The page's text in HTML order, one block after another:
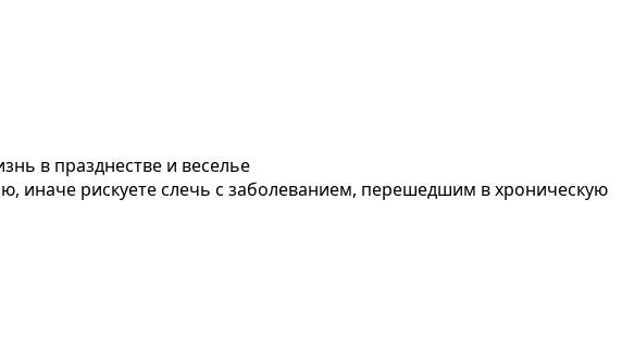
в празднестве и веселье
иначе рискуете слечь с заболеванием, перешедшим в хроническую